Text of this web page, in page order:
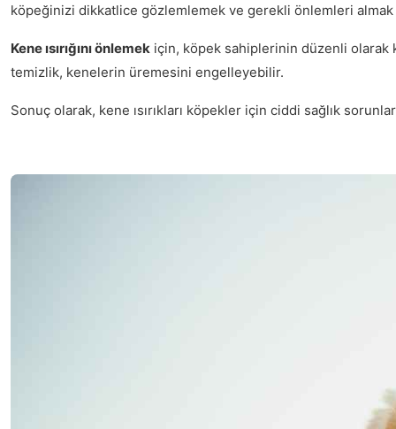
köpeğinizi dikkatlice gözlemlemek ve gerekli önlemleri
Kene ısırığını önlemek için, köpek sahiplerinin düzenli olarak
temizlik, kenelerin üremesini engelleyebilir.
Sonuç olarak, kene ısırıkları köpekler için ciddi sağlık